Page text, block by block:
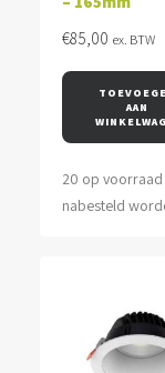
€85,00 ex. BTW
AAN
20 op voorraad
nabesteld